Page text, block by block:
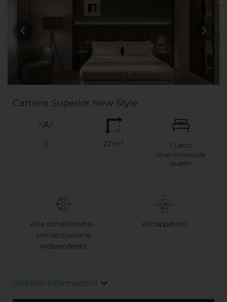
Camera Superior New Style
2 22 m² 1 Letto
matrimoniale
queen
Aria condizionata -
climatizzazione
indipendente
Accappatoio
Ulteriori informazioni